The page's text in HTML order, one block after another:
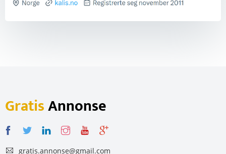
GratisAnnonse
gratis.annonse@gmail.com